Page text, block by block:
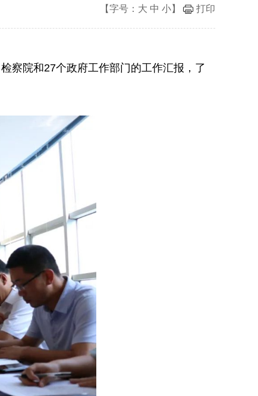
【字号： 大 中 小】 打印
察院和27个政府工作部门的工作汇报，了